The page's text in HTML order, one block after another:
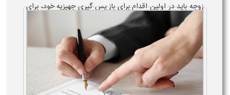
زوجه باید در اولین اقدام برای باز پس گیری جهیزیه خود، برای
زوج ارسال نماید. نمونه اظهارنامه استرداد وسایل جهیزیه و نمونه
صورتجلسه تح...